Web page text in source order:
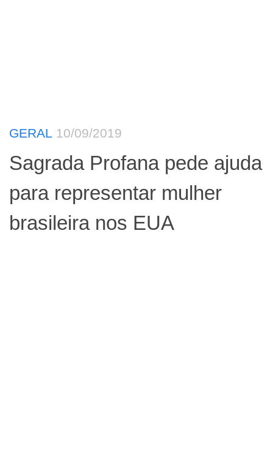
GERAL 10/09/2019
Sagrada Profana pede ajuda
para representar mulher
brasileira nos EUA